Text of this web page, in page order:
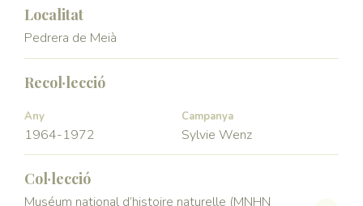
Localitat
Pedrera de Meià
Recol·lecció
Any
1964-1972
Campanya
Sylvie Wenz
Col·lecció
Muséum national d’histoire naturelle (MNHN